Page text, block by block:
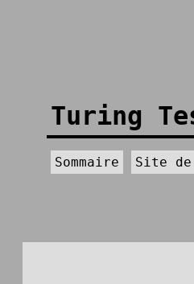
Turing
Sommaire Site